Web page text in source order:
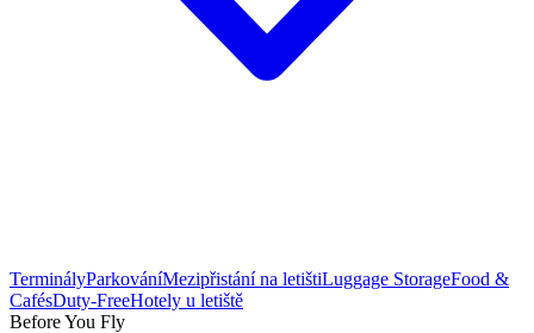
TerminályParkováníMezipřistání na letištiLuggage StorageFood &
CafésDuty-FreeHotely u letiště
Before You Fly